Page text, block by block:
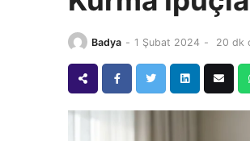
Badya - 1 Şubat 2024 - 20 dk